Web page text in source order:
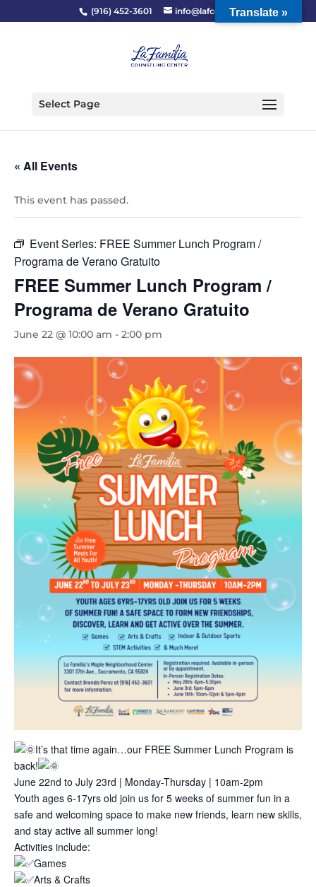
(916) 452-3601 info@lafcc.org
Select Page
« All Events
This event has passed.
Event Series: FREE Summer Lunch Program /
Programa de Verano Gratuito
FREE Summer Lunch Program /
Programa de Verano Gratuito
June 22 @ 10:00 am - 2:00 pm
It’s that time again…our FREE Summer Lunch Program is
back!
June 22nd to July 23rd | Monday-Thursday | 10am-2pm
Youth ages 6-17yrs old join us for 5 weeks of summer fun in a
safe and welcoming space to make new friends, learn new skills,
and stay active all summer long!
Activities include:
Games
Arts & Crafts
Translate »